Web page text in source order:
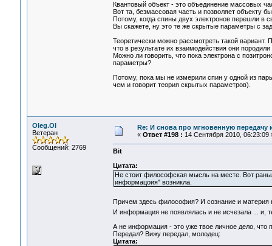
Квантовый объект - это объединение массовых
Вот та, безмассовая часть и позволяет объекту
Потому, когда спины двух электронов перешли в
Вы скажете, ну это те же скрытые параметры с
Теоретически можно рассмотреть такой
что в результате их взаимодействия они
Можно ли говорить, что пока электрона с
параметры?
Потому, пока мы не измерили спин у одной из
чем и говорит теория скрытых параметров).
Oleg.Ol
Ветеран
Сообщений: 2769
Re: И снова про мгновенную
« Ответ #198 : 14 Сентября 2010, 06:23:09
Bit
Цитата:
Не стоит философская мысль на месте. Вот
информацоия" возникла.
Причем здесь философия? И сознание и
И информация не появлялась и не исчезала ...
А не информация - это уже твое личное дело, что
Передал? Вижу передал, молодец:
Цитата: